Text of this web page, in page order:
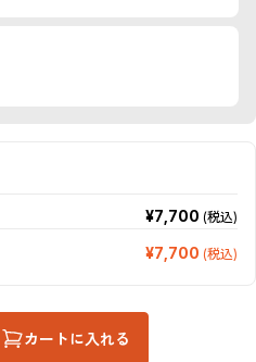
¥7,700 (税込)
¥7,700 (税込)
カートに入れる